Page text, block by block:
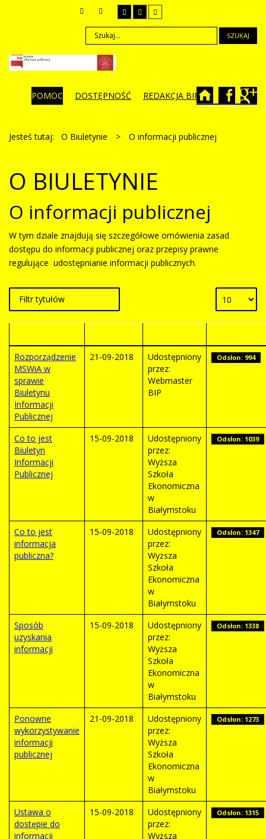
SZUKAJ
POMOC DOSTĘPNOŚĆ REDAKCJA BIP
Jesteś tutaj: O Biuletynie > O informacji publicznej
O BIULETYNIE
O informacji publicznej
W tym dziale znajdują się szczegółowe omówienia zasad
dostępu do informacji publicznej oraz przepisy prawne
regulujące udostępnianie informacji publicznych.
Rozporządzenie
MSWiA w
sprawie
Biuletynu
Informacji
Publicznej
21-09-2018
Udostępniony
przez:
Webmaster
BIP
Odsłon: 994
Co to jest
Biuletyn
Informacji
Publicznej
15-09-2018
Udostępniony
przez:
Wyższa
Szkoła
Ekonomiczna
w
Białymstoku
Odsłon: 1039
Co to jest
informacja
publiczna?
15-09-2018
Udostępniony
przez:
Wyższa
Szkoła
Ekonomiczna
w
Białymstoku
Odsłon: 1347
Sposób
uzyskania
informacji
15-09-2018
Udostępniony
przez:
Wyższa
Szkoła
Ekonomiczna
w
Białymstoku
Odsłon: 1338
Ponowne
wykorzystywanie
informacji
publicznej
21-09-2018
Udostępniony
przez:
Wyższa
Szkoła
Ekonomiczna
w
Białymstoku
Odsłon: 1273
Ustawa o
dostępie do
informacji
15-09-2018
Udostępniony
przez:
Wyższa
Odsłon: 1315